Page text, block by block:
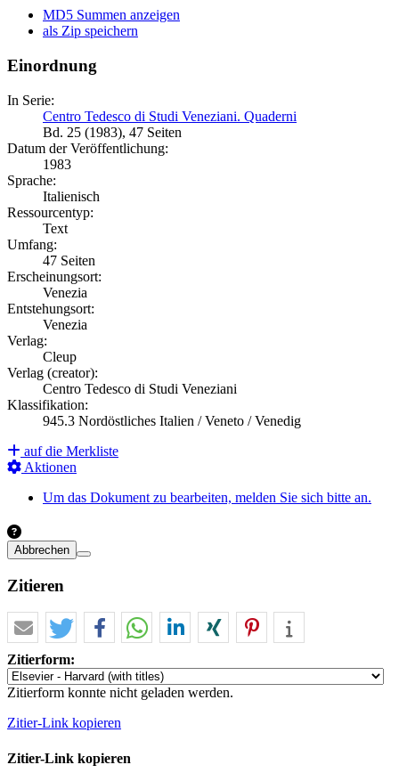
MD5 Summen anzeigen
als Zip speichern
Einordnung
In Serie:
Centro Tedesco di Studi Veneziani. Quaderni
Bd. 25 (1983), 47 Seiten
Datum der Veröffentlichung:
1983
Sprache:
Italienisch
Ressourcentyp:
Text
Umfang:
47 Seiten
Erscheinungsort:
Venezia
Entstehungsort:
Venezia
Verlag:
Cleup
Verlag (creator):
Centro Tedesco di Studi Veneziani
Klassifikation:
945.3 Nordöstliches Italien / Veneto / Venedig
auf die Merkliste
Aktionen
Um das Dokument zu bearbeiten, melden Sie sich bitte an.
Abbrechen
Zitieren
Zitierform:
Zitierform konnte nicht geladen werden.
Zitier-Link kopieren
Zitier-Link kopieren